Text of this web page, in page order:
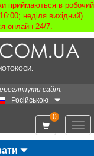
приймаються в робочий
неділя вихідний).
онлайн 24/7.
сайт:
Російською
0